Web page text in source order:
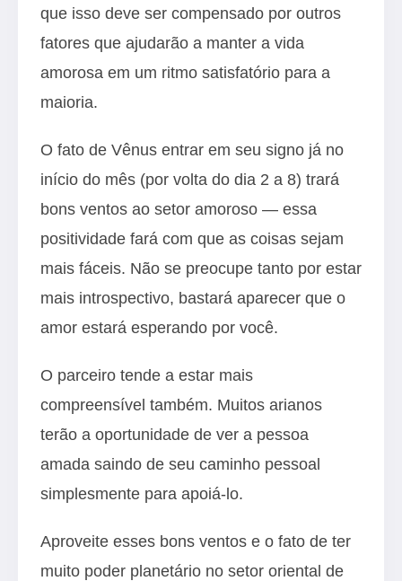
que isso deve ser compensado por outros
fatores que ajudarão a manter a vida
amorosa em um ritmo satisfatório para a
maioria.
O fato de Vênus entrar em seu signo já no
início do mês (por volta do dia 2 a 8) trará
bons ventos ao setor amoroso — essa
positividade fará com que as coisas sejam
mais fáceis. Não se preocupe tanto por estar
mais introspectivo, bastará aparecer que o
amor estará esperando por você.
O parceiro tende a estar mais
compreensível também. Muitos arianos
terão a oportunidade de ver a pessoa
amada saindo de seu caminho pessoal
simplesmente para apoiá-lo.
Aproveite esses bons ventos e o fato de ter
muito poder planetário no setor oriental de